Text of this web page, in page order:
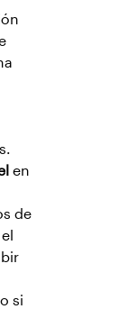
en
de
si